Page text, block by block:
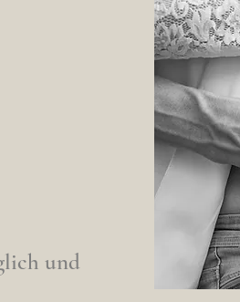
und